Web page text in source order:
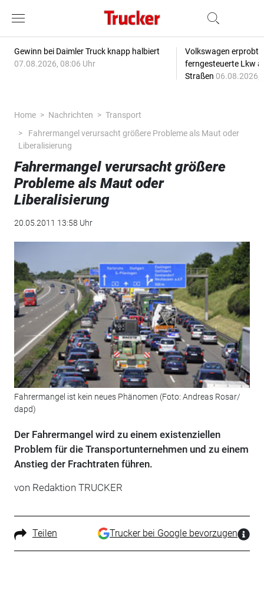
Gewinn bei Daimler Truck knapp halbiert
07.08.2026, 08:06 Uhr
Volkswagen erprobt
ferngesteuerte Lkw
Straßen 06.08.2026,
Home Nachrichten
Transport
Fahrermangel verursacht größere Probleme als Maut oder
Liberalisierung
Fahrermangel verursacht größere
Probleme als Maut oder
Liberalisierung
20.05.2011 13:58 Uhr
Fahrermangel ist kein neues Phänomen (Foto: Andreas Rosar/
dapd)
Der Fahrermangel wird zu einem existenziellen
Problem für die Transportunternehmen und zu einem
Anstieg der Frachtraten führen.
von Redaktion TRUCKER
Teilen Trucker bei Google bevorzugen